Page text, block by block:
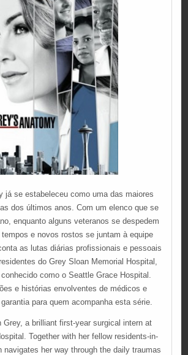
já se estabeleceu como uma das maiores
dos últimos anos. Com um elenco que se
enquanto alguns veteranos se despedem
e novos rostos se juntam à equipe
as lutas diárias profissionais e pessoais
do Grey Sloan Memorial Hospital,
como o Seattle Grace Hospital.
e histórias envolventes de médicos e
para quem acompanha esta série.
Grey, a brilliant first-year surgical intern at
Together with her fellow residents-in-
navigates her way through the daily traumas